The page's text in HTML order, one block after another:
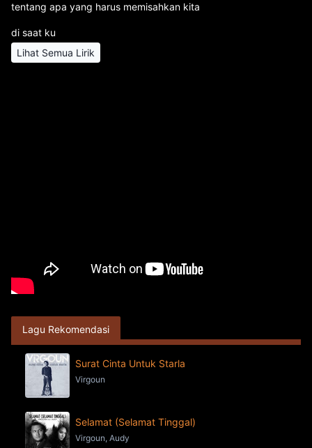
tentang apa yang harus memisahkan kita
di saat ku
Lihat Semua Lirik
Lagu Rekomendasi
Surat Cinta Untuk Starla
Virgoun
Selamat (Selamat Tinggal)
Virgoun, Audy